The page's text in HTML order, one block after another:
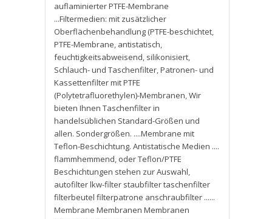
auflaminierter PTFE-Membrane
...Filtermedien: mit zusätzlicher
Oberflächenbehandlung (PTFE-beschichtet,
PTFE-Membrane, antistatisch,
feuchtigkeitsabweisend, silikonisiert,
Schlauch- und Taschenfilter,Patronen- und
Kassettenfilter mit PTFE
(Polytetrafluorethylen)-Membranen,Wir
bieten Ihnen Taschenfilter in
handelsüblichen Standard-Größen und
allen. Sondergrößen. ....Membrane mit
Teflon-Beschichtung. Antistatische Medien ....
flammhemmend, oder Teflon/PTFE
Beschichtungen stehen zur Auswahl,
autofilter lkw-filter staubfilter taschenfilter
filterbeutel filterpatrone anschraubfilter ......
Membrane Membranen Membranen